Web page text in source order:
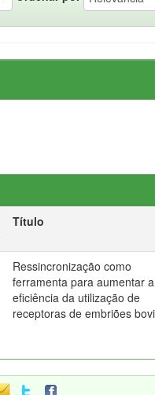
Título
Ressincronização como
ferramenta para aumentar a
eficiência da utilização de
receptoras de embriões